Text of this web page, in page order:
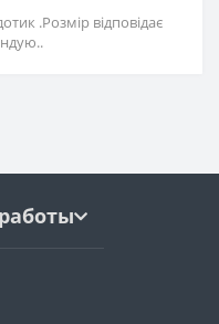
.Розмір відповідає